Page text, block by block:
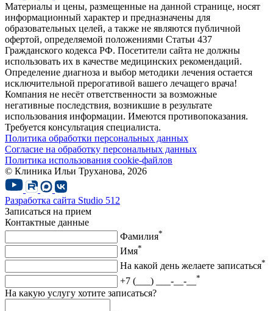
Материалы и цены, размещенные на данной странице, носят
информационный характер и предназначены для
образовательных целей, а также не являются публичной
офертой, определяемой положениями Статьи 437
Гражданского кодекса РФ. Посетители сайта не должны
использовать их в качестве медицинских рекомендаций.
Определение диагноза и выбор методики лечения остается
исключительной прерогативой вашего лечащего врача!
Компания не несёт ответственности за возможные
негативные последствия, возникшие в результате
использования информации. Имеются противопоказания.
Требуется консультация специалиста.
Политика обработки персональных данных
Согласие на обработку персональных данных
Политика использования cookie-файлов
© Клиника Ильи Труханова, 2026
Разработка сайта Studio 512
Записаться на прием
Контактные данные
Фамилия*
Имя*
На какой день желаете записаться*
+7 (___) ___-__-__ *
На какую услугу хотите записаться?